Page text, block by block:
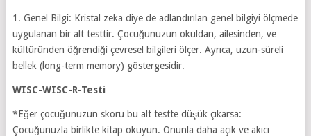
1. Genel Bilgi: Kristal zeka diye de adlandırılan genel bilgiyi ölçmede
uygulanan bir alt testtir. Çocuğunuzun okuldan, ailesinden, ve
kültüründen öğrendiği çevresel bilgileri ölçer. Ayrıca, uzun-süreli
bellek (long-term memory) göstergesidir.
WISC-WISC-R-Testi
*Eğer çocuğunuzun skoru bu alt testte düşük çıkarsa:
Çocuğunuzla birlikte kitap okuyun. Onunla daha açık ve akıcı